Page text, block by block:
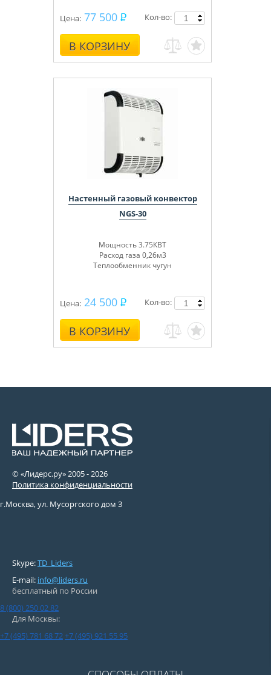
Цена: 77 500
В КОРЗИНУ
Кол-во:
Настенный газовый конвектор
NGS-30
Мощность 3.75КВТ
Расход газа 0,26м3
Теплообменник чугун
Цена: 24 500
В КОРЗИНУ
Кол-во:
© «Лидерс.ру» 2005 -2026
Политика конфиденциальности
г.Москва, ул. Мусоргского дом 3
Skype:TD_Liders
E-mail: info@liders.ru
бесплатный по России
8 (800) 250 02 82
Для Москвы:
+7 (495) 781 68 72+7 (495) 921 55 95